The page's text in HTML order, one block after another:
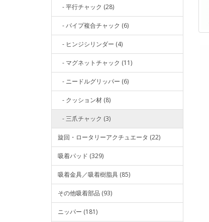
- 平行チャック (28)
- パイプ複合チャック (6)
- ヒンジシリンダー (4)
- マグネットチャック (11)
- ニードルグリッパー (6)
- クッション材 (8)
- 三爪チャック (3)
旋回・ロータリーアクチュエータ (22)
吸着パッド (329)
吸着金具／吸着樹脂具 (85)
その他吸着部品 (93)
ニッパー (181)